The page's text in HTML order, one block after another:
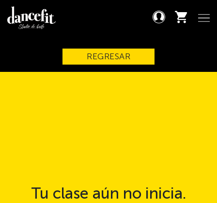
REGRESAR
Tu clase aún no inicia.